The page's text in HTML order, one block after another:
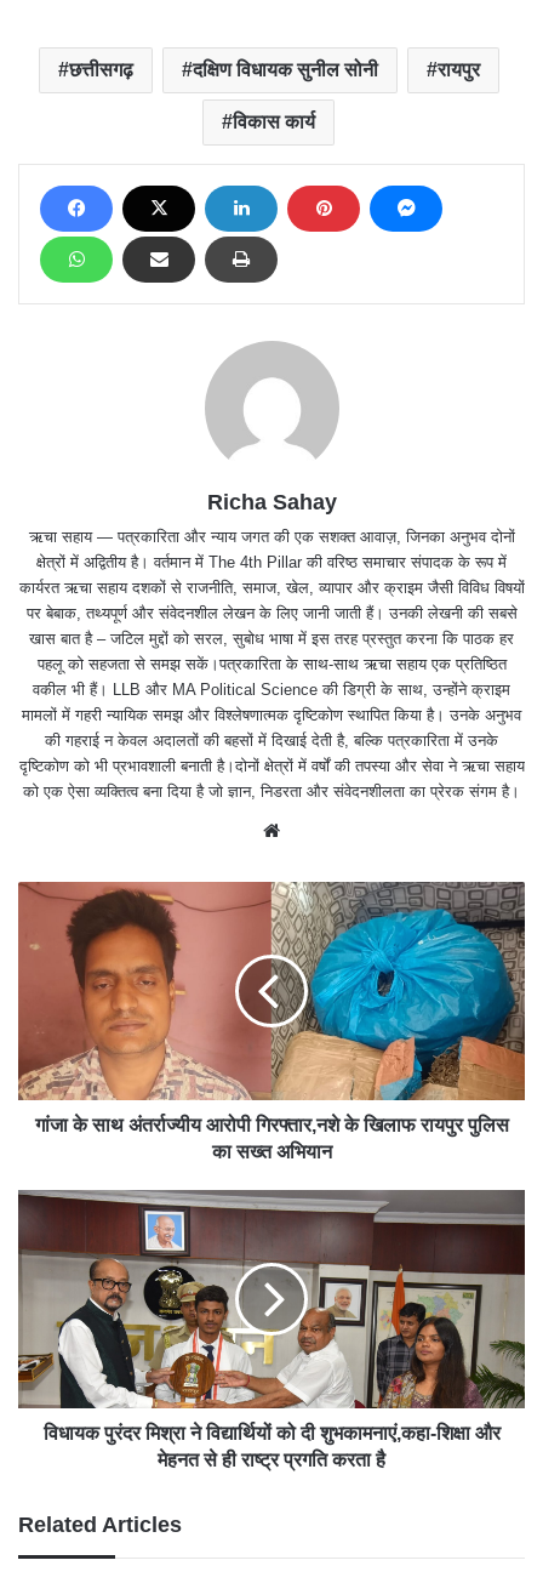
छत्तीसगढ़ दक्षिण विधायक सुनील सोनी रायपुर
विकास कार्य
Richa Sahay
ऋचा सहाय — पत्रकारिता और न्याय जगत की एक सशक्त आवाज़, जिनका अनुभव दोनों
क्षेत्रों में अद्वितीय है। वर्तमान में The 4th Pillar की वरिष्ठ समाचार संपादक के रूप में
कार्यरत ऋचा सहाय दशकों से राजनीति, समाज, खेल, व्यापार और क्राइम जैसी विविध विषयों
पर बेबाक, तथ्यपूर्ण और संवेदनशील लेखन के लिए जानी जाती हैं। उनकी लेखनी की सबसे
खास बात है – जटिल मुद्दों को सरल, सुबोध भाषा में इस तरह प्रस्तुत करना कि पाठक हर
पहलू को सहजता से समझ सकें।पत्रकारिता के साथ-साथ ऋचा सहाय एक प्रतिष्ठित
वकील भी हैं। LLB और MA Political Science की डिग्री के साथ, उन्होंने क्राइम
मामलों में गहरी न्यायिक समझ और विश्लेषणात्मक दृष्टिकोण स्थापित किया है। उनके अनुभव
की गहराई न केवल अदालतों की बहसों में दिखाई देती है, बल्कि पत्रकारिता में उनके
दृष्टिकोण को भी प्रभावशाली बनाती है।दोनों क्षेत्रों में वर्षों की तपस्या और सेवा ने ऋचा सहाय
को एक ऐसा व्यक्तित्व बना दिया है जो ज्ञान, निडरता और संवेदनशीलता का प्रेरक संगम है।
e
गांजा के साथ अंतर्राज्यीय आरोपी गिरफ्तार,नशे के खिलाफ रायपुर पुलिस
का सख्त अभियान
विधायक पुरंदर मिश्रा ने विद्यार्थियों को दी शुभकामनाएं,कहा-शिक्षा और
मेहनत से ही राष्ट्र प्रगति करता है
Related Articles